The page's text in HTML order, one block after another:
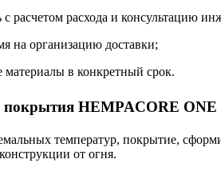
расчетом расхода и консультацию
на организацию доставки;
в конкретный срок.
покрытия HEMPACORE ONE
температур, покрытие,
от огня.